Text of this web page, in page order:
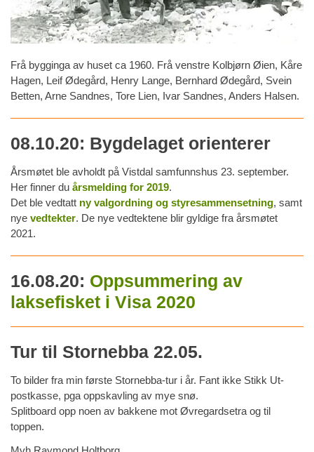
Frå bygginga av huset ca 1960. Frå venstre Kolbjørn Øien, Kåre
Hagen, Leif Ødegård, Henry Lange, Bernhard Ødegård, Svein
Betten, Arne Sandnes, Tore Lien, Ivar Sandnes, Anders Halsen.
08.10.20: Bygdelaget orienterer
Årsmøtet ble avholdt på Vistdal samfunnshus 23. september.
Her finner du årsmelding for 2019.
Det ble vedtatt ny valgordning og styresammensetning, samt
nye vedtekter. De nye vedtektene blir gyldige fra årsmøtet
2021.
16.08.20: Oppsummering av
laksefisket i Visa 2020
Tur til Stornebba 22.05.
To bilder fra min første Stornebba-tur i år. Fant ikke Stikk Ut-
postkasse, pga oppskavling av mye snø.
Splitboard opp noen av bakkene mot Øvregardsetra og til
toppen.